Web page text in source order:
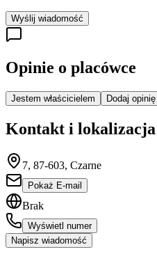
Wyślij wiadomość
Opinie o placówce
Jestem właścicielem Dodaj opinię
Kontakt i lokalizacja
7, 87-603, Czarne
Pokaż E-mail
Brak
Wyświetl numer
Napisz wiadomość